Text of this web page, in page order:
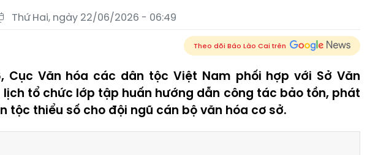
Thứ Hai, ngày 22/06/2026 - 06:49
Theo dõi Báo Lào Cai trên
Cục Văn hóa các dân tộc Việt Nam phối hợp với Sở Văn
lịch tổ chức lớp tập huấn hướng dẫn công tác bảo tồn, phát
tộc thiểu số cho đội ngũ cán bộ văn hóa cơ sở.